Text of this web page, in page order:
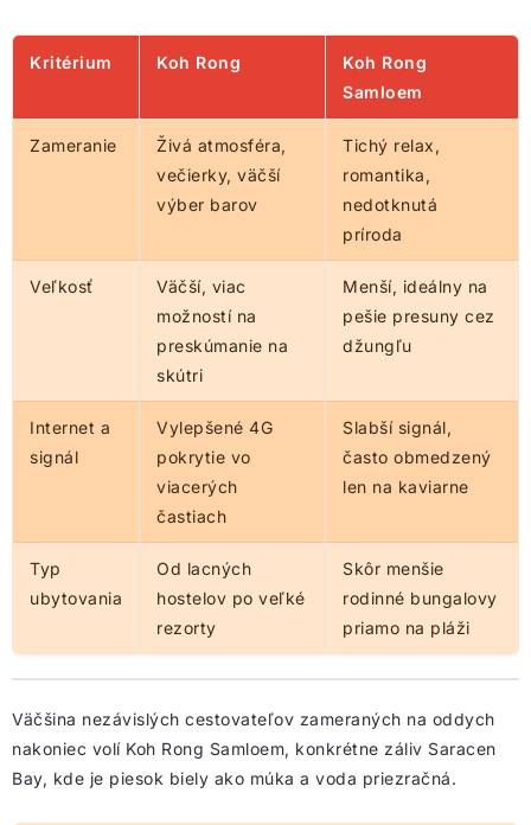
Kritérium Koh Rong
Koh Rong
Samloem
Zameranie
Živá atmosféra,
večierky, väčší
výber barov
Tichý relax,
romantika,
nedotknutá
príroda
Veľkosť
Väčší, viac
možností na
preskúmanie na
skútri
Menší, ideálny na
pešie presuny cez
džungľu
Internet a
signál
Vylepšené 4G
pokrytie vo
viacerých
častiach
Slabší signál,
často obmedzený
len na kaviarne
Typ
ubytovania
Od lacných
hostelov po veľké
rezorty
Skôr menšie
rodinné bungalovy
priamo na pláži
Väčšina nezávislých cestovateľov zameraných na oddych
nakoniec volí Koh Rong Samloem, konkrétne záliv Saracen
Bay, kde je piesok biely ako múka a voda priezračná.